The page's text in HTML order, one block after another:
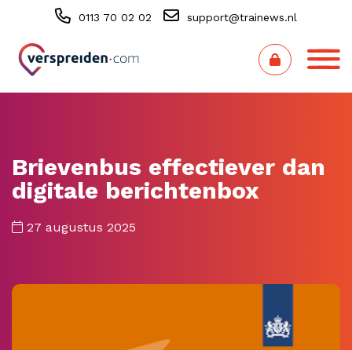
0113 70 02 02 support@trainews.nl
Brievenbus effectiever dan
digitale berichtenbox
27 augustus 2025